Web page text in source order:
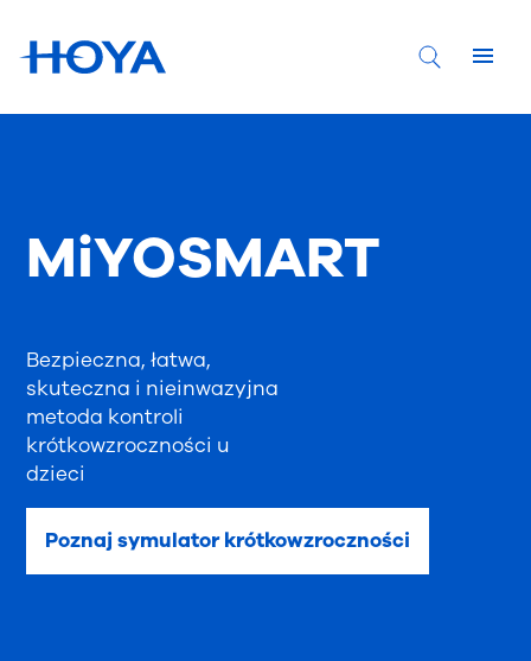
Bezpieczna, łatwa,
skuteczna i nieinwazyjna
metoda kontroli
krótkowzroczności u
dzieci
MiYOSMART
Poznaj symulator krótkowzroczności